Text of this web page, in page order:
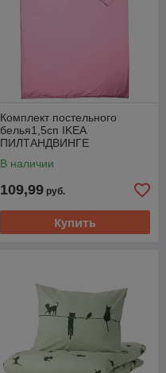
Комплект постельного
белья1,5сп IKEA
ПИЛТАНДВИНГЕ
150x200/50х60см розовый
В наличии
109,99 руб.
Купить